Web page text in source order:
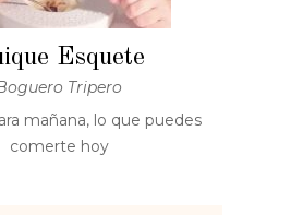
Esquete
Tripero
mañana, lo que puedes
comerte hoy